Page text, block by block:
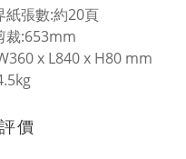
紙張數:約20頁
裁:653mm
x L840 x H80 mm
價